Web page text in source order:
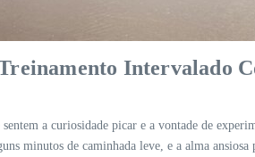
Intervalado
sentem a curiosidade picar e a vontade de
minutos de caminhada leve, e a alma